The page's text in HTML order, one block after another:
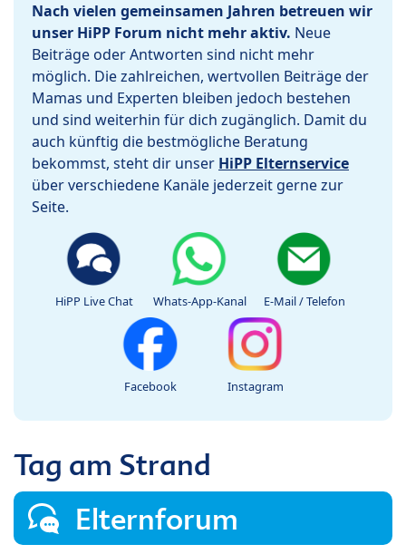
Nach vielen gemeinsamen Jahren betreuen wir
unser HiPP Forum nicht mehr aktiv. Neue
Beiträge oder Antworten sind nicht mehr
möglich. Die zahlreichen, wertvollen Beiträge der
Mamas und Experten bleiben jedoch bestehen
und sind weiterhin für dich zugänglich. Damit du
auch künftig die bestmögliche Beratung
bekommst, steht dir unser HiPP Elternservice
über verschiedene Kanäle jederzeit gerne zur
Seite.
HiPP Live Chat Whats-App-Kanal E-Mail / Telefon
Facebook Instagram
Tag am Strand
Elternforum